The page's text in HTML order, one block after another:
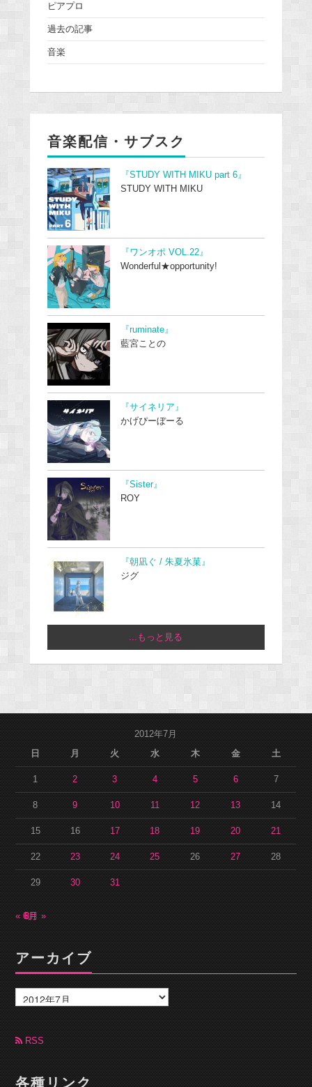
ピアプロ
過去の記事
音楽
音楽配信・サブスク
『STUDY WITH MIKU part 6』
STUDY WITH MIKU
『ワンオポ VOL.22』
Wonderful★opportunity!
『ruminate』
藍宮ことの
『サイネリア』
かげぴーぼーる
『Sister』
ROY
『朝凪ぐ / 朱夏氷菓』
ジグ
...もっと見る
2012年7月
日
月 火 水 木 金 土
1 2 3 4 5 6 7
8 9 10 11 12 13 14
15 16 17 18 19 20 21
22 23 24 25 26 27 28
29 30 31
« 6月8月 »
アーカイブ
ー
カ
ブ RSS
各種リンク